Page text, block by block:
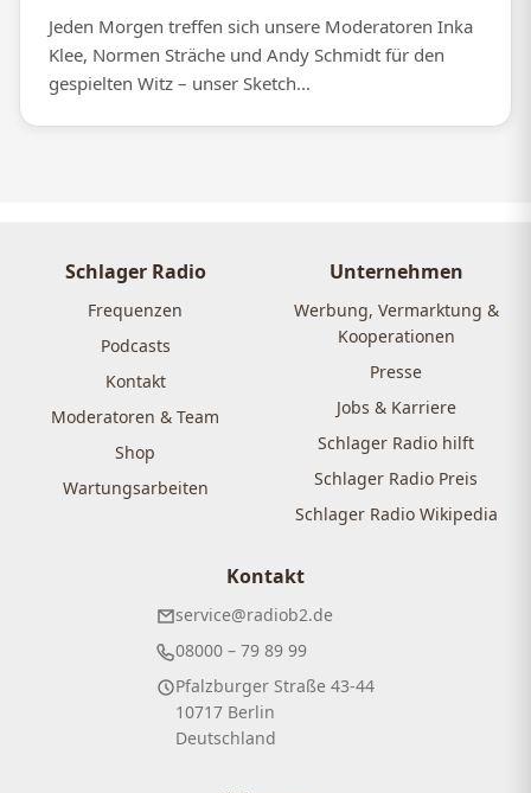
Jeden Morgen treffen sich unsere Moderatoren Inka
Klee, Normen Sträche und Andy Schmidt für den
gespielten Witz – unser Sketch...
Schlager Radio
Frequenzen
Podcasts
Kontakt
Moderatoren & Team
Shop
Wartungsarbeiten
Unternehmen
Werbung, Vermarktung &
Kooperationen
Presse
Jobs & Karriere
Schlager Radio hilft
Schlager Radio Preis
Schlager Radio Wikipedia
Kontakt
service@radiob2.de
08000 – 79 89 99
Pfalzburger Straße 43-44
10717 Berlin
Deutschland